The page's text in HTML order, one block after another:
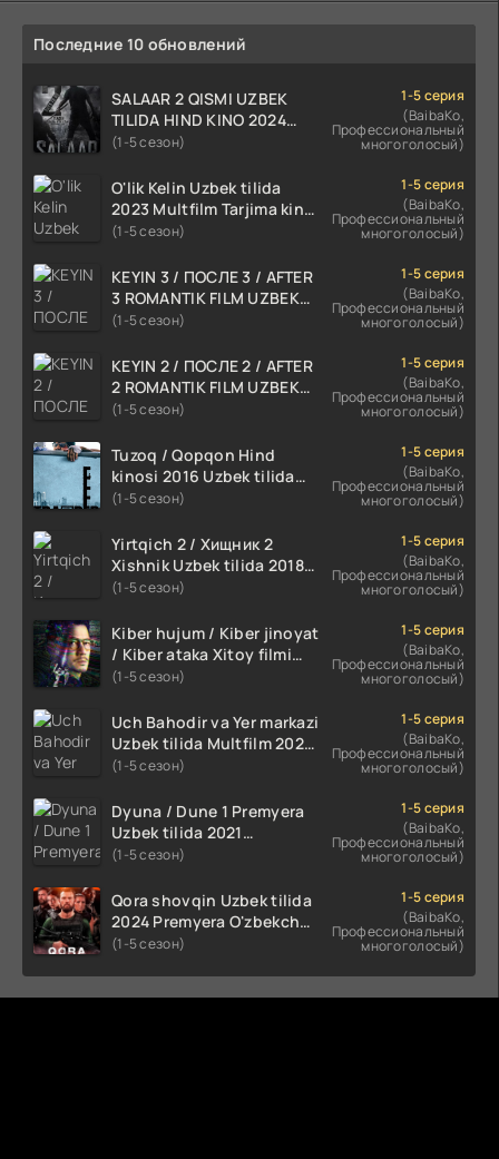
Последние 10 обновлений
SALAAR 2 QISMI UZBEK
TILIDA HIND KINO 2024
TARJIMA 720p HD Skachat
(1-5 сезон)
1-5 серия
(BaibaKo,
Профессиональный
многоголосый)
O'lik Kelin Uzbek tilida
2023 Multfilm Tarjima kino
skachat
(1-5 сезон)
1-5 серия
(BaibaKo,
Профессиональный
многоголосый)
KEYIN 3 / ПОСЛЕ 3 / AFTER
3 ROMANTIK FILM UZBEK
TILIDA 2021 TARJIMA FILM
(1-5 сезон)
1-5 серия
(BaibaKo,
Профессиональный
многоголосый)
KEYIN 2 / ПОСЛЕ 2 / AFTER
2 ROMANTIK FILM UZBEK
TILIDA 2020 TARJIMA FILM
(1-5 сезон)
1-5 серия
(BaibaKo,
Профессиональный
многоголосый)
Tuzoq / Qopqon Hind
kinosi 2016 Uzbek tilida
tarjima film HD
(1-5 сезон)
1-5 серия
(BaibaKo,
Профессиональный
многоголосый)
Yirtqich 2 / Хищник 2
Xishnik Uzbek tilida 2018-
2024 O'zbekcha tarjima
(1-5 сезон)
1-5 серия
(BaibaKo,
Профессиональный
многоголосый)
Kiber hujum / Kiber jinoyat
/ Kiber ataka Xitoy filmi
Uzbek tilida O'zbekcha
HD skachat
(1-5 сезон)
1-5 серия
(BaibaKo,
Профессиональный
многоголосый)
Uch Bahodir va Yer markazi
Uzbek tilida Multfilm 2025
tarjima HD skachat
(1-5 сезон)
1-5 серия
(BaibaKo,
Профессиональный
многоголосый)
Dyuna / Dune 1 Premyera
Uzbek tilida 2021
O'zbekcha tarjima kino HD
(1-5 сезон)
1-5 серия
(BaibaKo,
Профессиональный
многоголосый)
Qora shovqin Uzbek tilida
2024 Premyera O'zbekcha
tarjima kino HD skachat
(1-5 сезон)
1-5 серия
(BaibaKo,
Профессиональный
многоголосый)